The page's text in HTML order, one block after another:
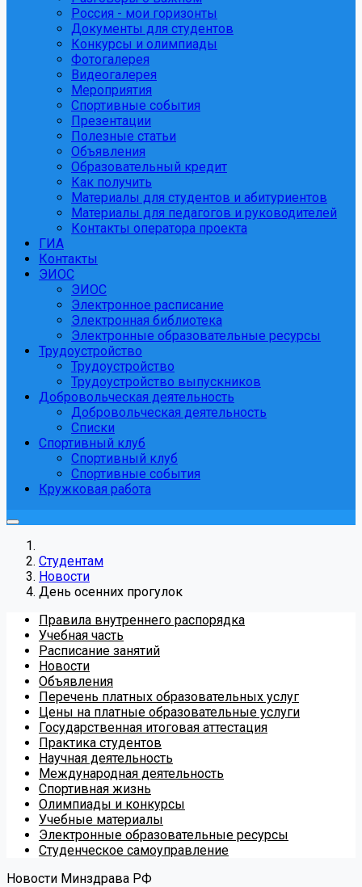
Россия - мои горизонты
Документы для студентов
Конкурсы и олимпиады
Фотогалерея
Видеогалерея
Мероприятия
Спортивные события
Презентации
Полезные статьи
Объявления
Образовательный кредит
Как получить
Материалы для студентов и абитуриентов
Материалы для педагогов и руководителей
Контакты оператора проекта
ГИА
Контакты
ЭИОС
ЭИОС
Электронное расписание
Электронная библиотека
Электронные образовательные ресурсы
Трудоустройство
Трудоустройство
Трудоустройство выпускников
Добровольческая деятельность
Добровольческая деятельность
Списки
Спортивный клуб
Спортивный клуб
Спортивные события
Кружковая работа
Студентам
Новости
День осенних прогулок
Правила внутреннего распорядка
Учебная часть
Расписание занятий
Новости
Объявления
Перечень платных образовательных услуг
Цены на платные образовательные услуги
Государственная итоговая аттестация
Практика студентов
Научная деятельность
Международная деятельность
Спортивная жизнь
Олимпиады и конкурсы
Учебные материалы
Электронные образовательные ресурсы
Студенческое самоуправление
Новости Минздрава РФ